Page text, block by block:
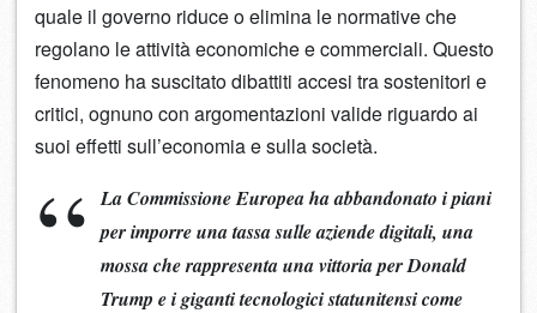
quale il governo riduce o elimina le normative che
regolano le attività economiche e commerciali. Questo
fenomeno ha suscitato dibattiti accesi tra sostenitori e
critici, ognuno con argomentazioni valide riguardo ai
suoi effetti sull’economia e sulla società.
La Commissione Europea ha abbandonato i piani
per imporre una tassa sulle aziende digitali, una
mossa che rappresenta una vittoria per Donald
Trump e i giganti tecnologici statunitensi come